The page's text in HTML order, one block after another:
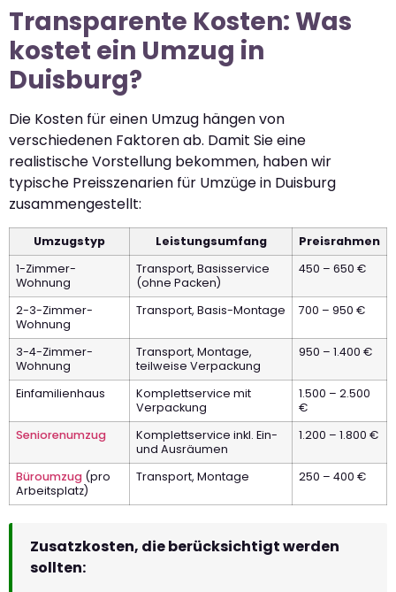
Transparente Kosten: Was
kostet ein Umzug in
Duisburg?
Die Kosten für einen Umzug hängen von
verschiedenen Faktoren ab. Damit Sie eine
realistische Vorstellung bekommen, haben wir
typische Preisszenarien für Umzüge in Duisburg
zusammengestellt:
Umzugstyp Leistungsumfang
Preisrahmen
1-Zimmer-
Wohnung
Transport, Basisservice
(ohne Packen)
450 – 650 €
2-3-Zimmer-
Wohnung
Transport, Basis-Montage 700 – 950 €
3-4-Zimmer-
Wohnung
Transport, Montage,
teilweise Verpackung
950 – 1.400 €
Einfamilienhaus
Komplettservice mit
Verpackung
1.500 – 2.500
€
Seniorenumzug
Komplettservice inkl. Ein-
und Ausräumen
1.200 – 1.800 €
Büroumzug (pro
Arbeitsplatz)
Transport, Montage 250 – 400 €
Zusatzkosten, die berücksichtigt werden
sollten: